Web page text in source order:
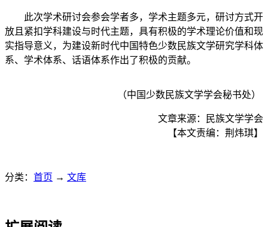
此次学术研讨会参会学者多，学术主题多元，研讨方式开
放且紧扣学科建设与时代主题，具有积极的学术理论价值和现
实指导意义，为建设新时代中国特色少数民族文学研究学科体
系、学术体系、话语体系作出了积极的贡献。
（中国少数民族文学学会秘书处）
文章来源：民族文学学会
【本文责编：荆炜琪】
分类： 首页 → 文库